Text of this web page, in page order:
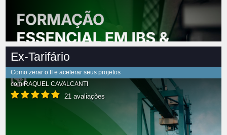
Ex-Tarifário
Como zerar o II e acelerar seus projetos
comRAQUEL CAVALCANTI
21 avaliações